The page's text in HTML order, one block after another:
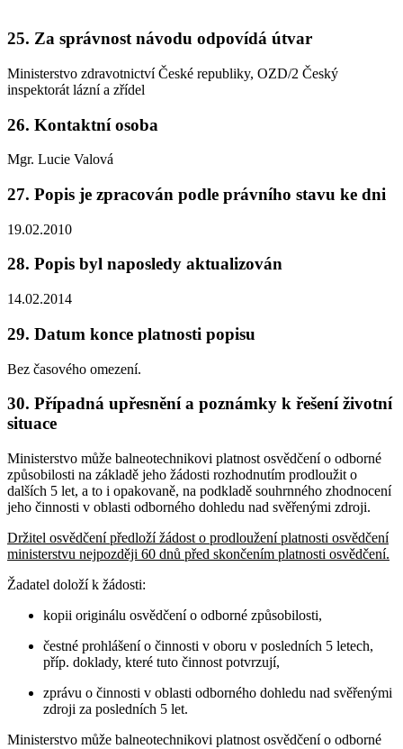
25. Za správnost návodu odpovídá útvar
Ministerstvo zdravotnictví České republiky, OZD/2 Český
inspektorát lázní a zřídel
26. Kontaktní osoba
Mgr. Lucie Valová
27. Popis je zpracován podle právního stavu ke dni
19.02.2010
28. Popis byl naposledy aktualizován
14.02.2014
29. Datum konce platnosti popisu
Bez časového omezení.
30. Případná upřesnění a poznámky k řešení životní
situace
Ministerstvo může balneotechnikovi platnost osvědčení o odborné
způsobilosti na základě jeho žádosti rozhodnutím prodloužit o
dalších 5 let, a to i opakovaně, na podkladě souhrnného zhodnocení
jeho činnosti v oblasti odborného dohledu nad svěřenými zdroji.
Držitel osvědčení předloží žádost o prodloužení platnosti osvědčení
ministerstvu nejpozději 60 dnů před skončením platnosti osvědčení.
Žadatel doloží k žádosti:
kopii originálu osvědčení o odborné způsobilosti,
čestné prohlášení o činnosti v oboru v posledních 5 letech,
příp. doklady, které tuto činnost potvrzují,
zprávu o činnosti v oblasti odborného dohledu nad svěřenými
zdroji za posledních 5 let.
Ministerstvo může balneotechnikovi platnost osvědčení o odborné